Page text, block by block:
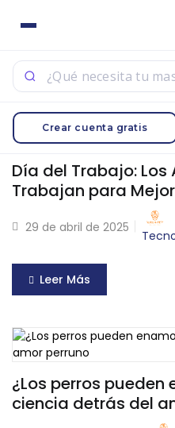
Crear cuenta gratis
Día del Trabajo:
Trabajan para
29 de abril de 2025
Leer Más
¿Los perros pueden
ciencia detrás del
Ingrese su nombre de
sesión.